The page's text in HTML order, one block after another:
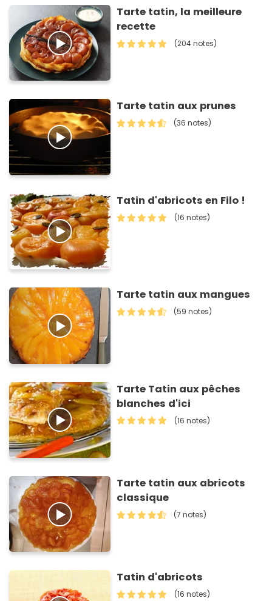
Tarte tatin, la meilleure
recette
(204 notes)
Tarte tatin aux prunes
(36 notes)
Tatin d'abricots en Filo !
(16 notes)
Tarte tatin aux mangues
(59 notes)
Tarte Tatin aux pêches
blanches d'ici
(16 notes)
Tarte tatin aux abricots
classique
(7 notes)
Tatin d'abricots
(16 notes)